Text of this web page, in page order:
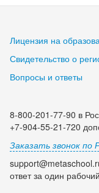
Лицензия на
Свидетельство о
Вопросы и ответы
8-800-201-77-90 в
+7-904-55-21-720
Заказать звонок по
ответ за один